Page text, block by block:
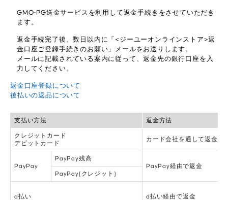
GMO-PG送金サービスを利用して返金手続きをさせていただき
ます。
返金手続完了後、数日以内に「<ジーユーオンラインストア>返
金口座ご登録手続きのお願い」メールをお送りします。
メールに記載されている案内に従って、返金先の銀行口座を入
力してください。
返金口座登録について
後払いの返品について
支払い方法 返金方法
クレジットカード
デビットカード
カード会社を通して返金
PayPay
PayPay残高
PayPay経由で返金
PayPay(クレジット)
d払い d払い経由で返金